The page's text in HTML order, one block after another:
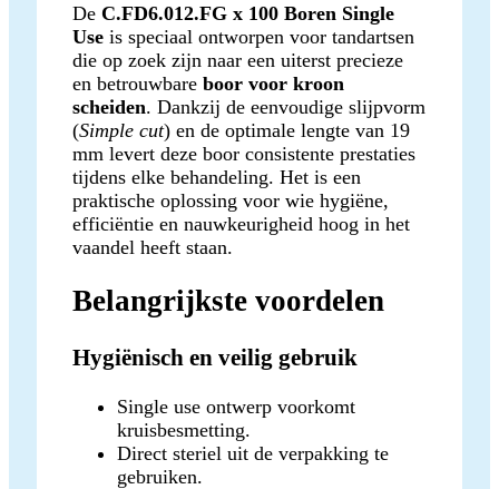
De C.FD6.012.FG x 100 Boren Single
Use is speciaal ontworpen voor tandartsen
die op zoek zijn naar een uiterst precieze
en betrouwbare boor voor kroon
scheiden. Dankzij de eenvoudige slijpvorm
(Simple cut) en de optimale lengte van 19
mm levert deze boor consistente prestaties
tijdens elke behandeling. Het is een
praktische oplossing voor wie hygiëne,
efficiëntie en nauwkeurigheid hoog in het
vaandel heeft staan.
Belangrijkste voordelen
Hygiënisch en veilig gebruik
Single use ontwerp voorkomt
kruisbesmetting.
Direct steriel uit de verpakking te
gebruiken.